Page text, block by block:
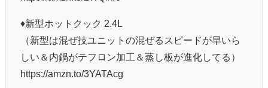
♦︎新型ホットクック 2.4L
（新型は混ぜ技ユニットの混ぜるスピードが早いら
しい＆内鍋がテフロン加工＆蒸し板が進化してる）
https://amzn.to/3YATAcg